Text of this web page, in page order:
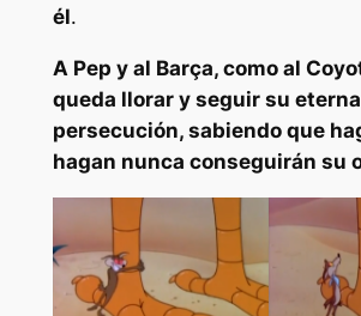
él.
A Pep y al Barça, como al
queda llorar y seguir su eterna
persecución, sabiendo que
hagan nunca conseguirán su